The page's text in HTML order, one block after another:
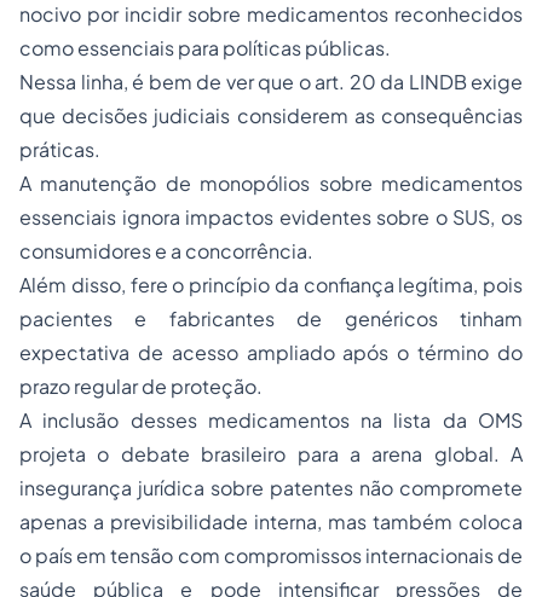
nocivo por incidir sobre medicamentos reconhecidos
como essenciais para políticas públicas.
Nessa linha, é bem de ver que o art. 20 da LINDB exige
que decisões judiciais considerem as consequências
práticas.
A manutenção de monopólios sobre medicamentos
essenciais ignora impactos evidentes sobre o SUS, os
consumidores e a concorrência.
Além disso, fere o princípio da confiança legítima, pois
pacientes e fabricantes de genéricos tinham
expectativa de acesso ampliado após o término do
prazo regular de proteção.
A inclusão desses medicamentos na lista da OMS
projeta o debate brasileiro para a arena global. A
insegurança jurídica sobre patentes não compromete
apenas a previsibilidade interna, mas também coloca
o país em tensão com compromissos internacionais de
saúde pública e pode intensificar pressões de